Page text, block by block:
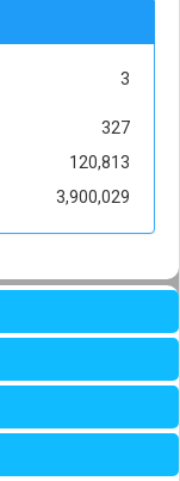
3
327
120,813
3,900,029